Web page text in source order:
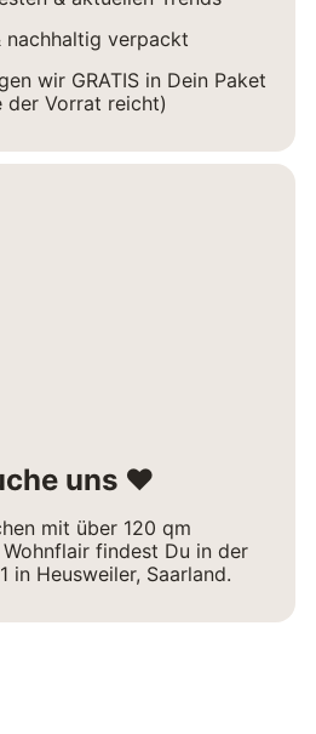
nachhaltig verpackt
wir GRATIS in Dein Paket
der Vorrat reicht)
uns ❤
mit über 120 qm
findest Du in der
in Heusweiler, Saarland.